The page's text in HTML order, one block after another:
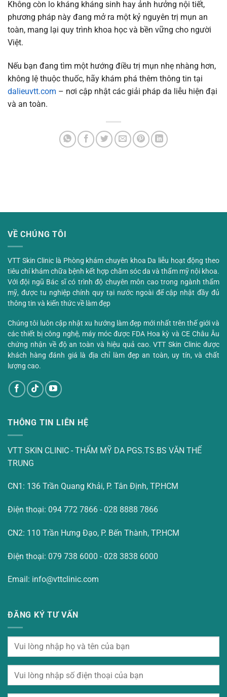
Không còn lo kháng kháng sinh hay ảnh hưởng nội tiết,
phương pháp này đang mở ra một kỷ nguyên trị mụn an
toàn, mang lại quy trình khoa học và bền vững cho người
Việt.
Nếu bạn đang tìm một hướng điều trị mụn nhẹ nhàng hơn,
không lệ thuộc thuốc, hãy khám phá thêm thông tin tại
dalieuvtt.com – nơi cập nhật các giải pháp da liễu hiện đại
và an toàn.
VỀ CHÚNG TÔI
VTT Skin Clinic là Phòng khám chuyên khoa Da liễu hoạt động theo
tiêu chí khám chữa bệnh kết hợp chăm sóc da và thẩm mỹ nội khoa.
Với đội ngũ Bác sĩ có trình độ chuyên môn cao trong ngành thẩm
mỹ, được tu nghiệp chính quy tại nước ngoài để cập nhật đầy đủ
thông tin và kiến thức về làm đẹp
Chúng tôi luôn cập nhật xu hướng làm đẹp mới nhất trên thế giới và
các thiết bị công nghệ, máy móc được FDA Hoa kỳ và CE Châu Âu
chứng nhận về độ an toàn và hiệu quả cao. VTT Skin Clinic được
khách hàng đánh giá là địa chỉ làm đẹp an toàn, uy tín, và chất
lượng cao.
THÔNG TIN LIÊN HỆ
VTT SKIN CLINIC - THẨM MỸ DA PGS.TS.BS VĂN THẾ
TRUNG
CN1: 136 Trần Quang Khải, P. Tân Định, TP.HCM
Điện thoại: 094 772 7866 - 028 8888 7866
CN2: 110 Trần Hưng Đạo, P. Bến Thành, TP.HCM
Điện thoại: 079 738 6000 - 028 3838 6000
Email: info@vttclinic.com
ĐĂNG KÝ TƯ VẤN